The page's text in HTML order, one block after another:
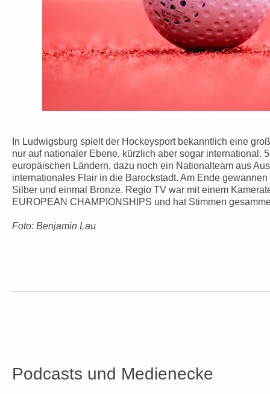
In Ludwigsburg spielt der Hockeysport bekanntlich eine
nur auf nationaler Ebene, kürzlich aber sogar international.
europäischen Ländern, dazu noch ein Nationalteam aus
internationales Flair in die Barockstadt. Am Ende
Silber und einmal Bronze. Regio TV war mit einem
EUROPEAN CHAMPIONSHIPS und hat Stimmen
Foto: Benjamin Lau
Podcasts und Medienecke